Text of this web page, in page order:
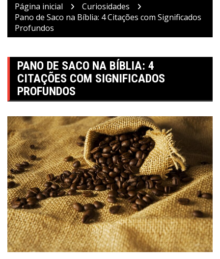
Página inicial
Curiosidades
Pano de Saco na Bíblia: 4 Citações com Significados
Profundos
PANO DE SACO NA BÍBLIA: 4
CITAÇÕES COM SIGNIFICADOS
PROFUNDOS